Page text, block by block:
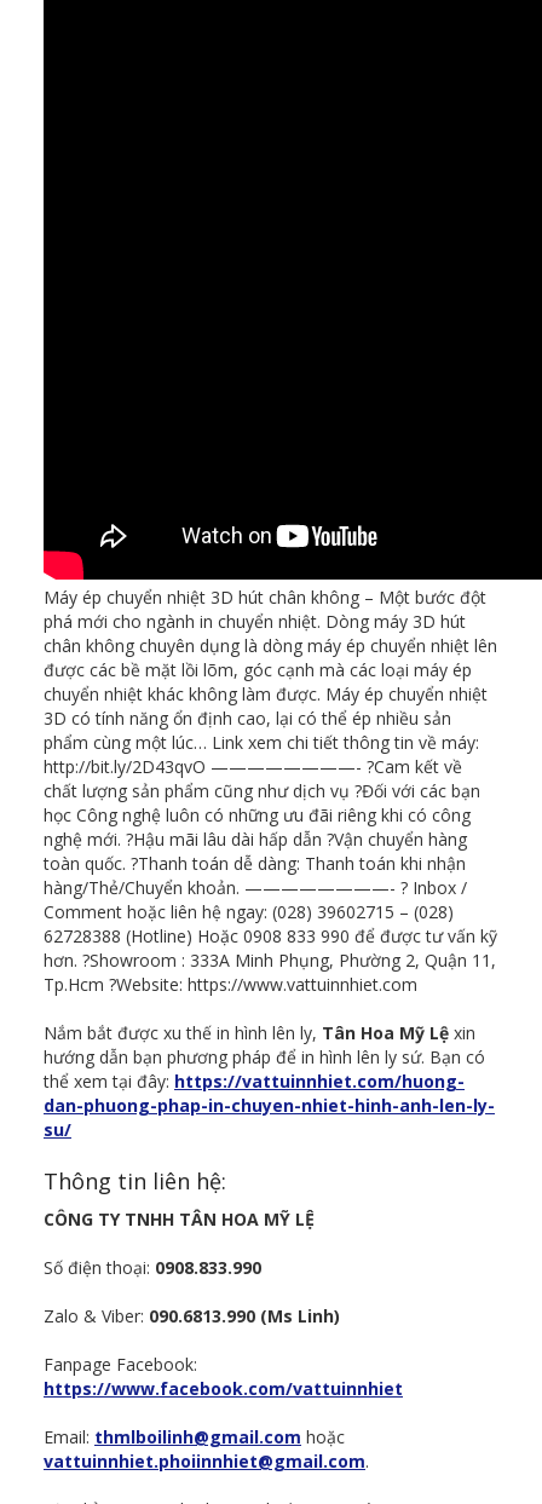
Máy ép chuyển nhiệt 3D hút chân không – Một bước đột
phá mới cho ngành in chuyển nhiệt. Dòng máy 3D hút
chân không chuyên dụng là dòng máy ép chuyển nhiệt lên
được các bề mặt lồi lõm, góc cạnh mà các loại máy ép
chuyển nhiệt khác không làm được. Máy ép chuyển nhiệt
3D có tính năng ổn định cao, lại có thể ép nhiều sản
phẩm cùng một lúc… Link xem chi tiết thông tin về máy:
http://bit.ly/2D43qvO ————————- ?Cam kết về
chất lượng sản phẩm cũng như dịch vụ ?Đối với các bạn
học Công nghệ luôn có những ưu đãi riêng khi có công
nghệ mới. ?Hậu mãi lâu dài hấp dẫn ?Vận chuyển hàng
toàn quốc. ?Thanh toán dễ dàng: Thanh toán khi nhận
hàng/Thẻ/Chuyển khoản. ————————- ? Inbox /
Comment hoặc liên hệ ngay: (028) 39602715 – (028)
62728388 (Hotline) Hoặc 0908 833 990 để được tư vấn kỹ
hơn. ?Showroom : 333A Minh Phụng, Phường 2, Quận 11,
Tp.Hcm ?Website: https://www.vattuinnhiet.com
Nắm bắt được xu thế in hình lên ly, Tân Hoa Mỹ Lệ xin
hướng dẫn bạn phương pháp để in hình lên ly sứ. Bạn có
thể xem tại đây: https://vattuinnhiet.com/huong-
dan-phuong-phap-in-chuyen-nhiet-hinh-anh-len-ly-
su/
Thông tin liên hệ:
CÔNG TY TNHH TÂN HOA MỸ LỆ
Số điện thoại: 0908.833.990
Zalo & Viber: 090.6813.990 (Ms Linh)
Fanpage Facebook:
https://www.facebook.com/vattuinnhiet
Email: thmlboilinh@gmail.com hoặc
vattuinnhiet.phoiinnhiet@gmail.com.